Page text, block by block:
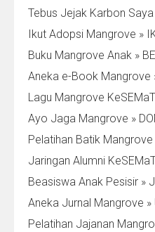
Tebus Jejak Karbon Saya
Ikut Adopsi Mangrove »
Buku Mangrove Anak »
Aneka e-Book Mangrove
Lagu Mangrove
Ayo Jaga Mangrove »
Pelatihan Batik Mangrove
Jaringan Alumni
Beasiswa Anak Pesisir »
Aneka Jurnal Mangrove »
Pelatihan Jajanan